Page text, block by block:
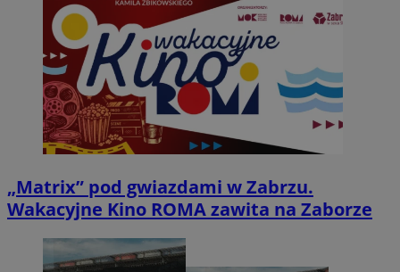
„Matrix” pod gwiazdami w Zabrzu.
Wakacyjne Kino ROMA zawita na Zaborze